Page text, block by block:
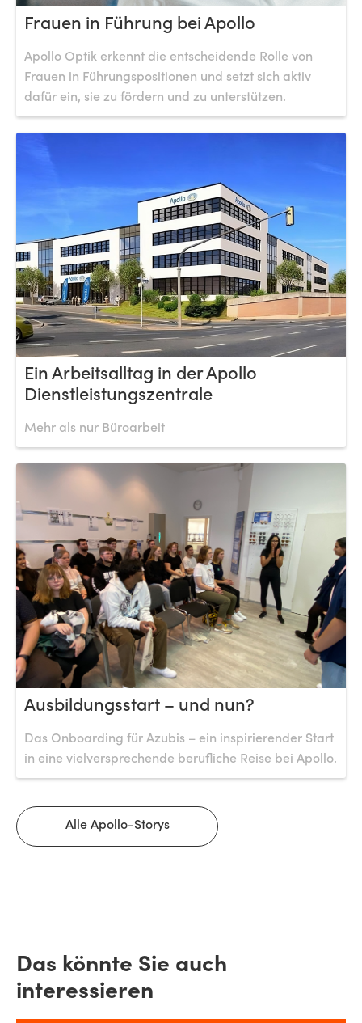
Frauen in Führung bei Apollo
Apollo Optik erkennt die entscheidende Rolle von
Frauen in Führungspositionen und setzt sich aktiv
dafür ein, sie zu fördern und zu unterstützen.
Ein Arbeitsalltag in der Apollo
Dienstleistungszentrale
Mehr als nur Büroarbeit
Ausbildungsstart – und nun?
Das Onboarding für Azubis – ein inspirierender Start
in eine vielversprechende berufliche Reise bei Apollo.
Alle Apollo-Storys
Das könnte Sie auch
interessieren